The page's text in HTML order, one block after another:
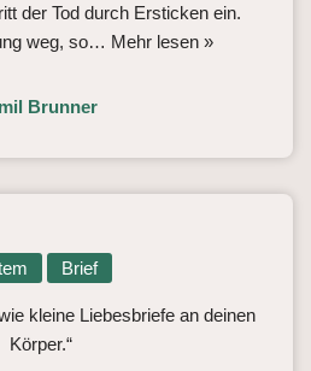
der Tod durch Ersticken ein.
weg, so… Mehr lesen »
Brunner
Brief
kleine Liebesbriefe an deinen
Körper.“